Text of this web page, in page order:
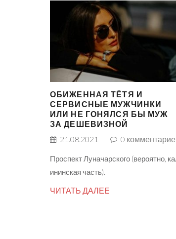
ОБИЖЕННАЯ ТЁТЯ И
СЕРВИСНЫЕ МУЖЧИНКИ
ИЛИ НЕ ГОНЯЛСЯ БЫ МУЖ
ЗА ДЕШЕВИЗНОЙ
21.08.2021
0
Проспект Луначарского (вероятно,
ининская часть).
ЧИТАТЬ ДАЛЕЕ